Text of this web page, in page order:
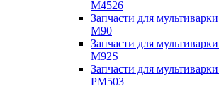
M4526
Запчасти для
M90
Запчасти для
M92S
Запчасти для
PM503